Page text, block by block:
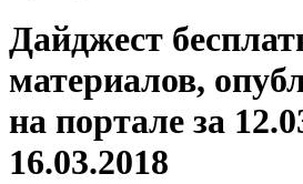
Дайджест
материалов,
на портале за
16.03.2018